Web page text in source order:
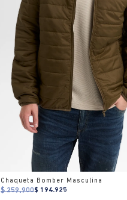
Chaqueta Bomber Masculina
$ 259.900$ 194.925